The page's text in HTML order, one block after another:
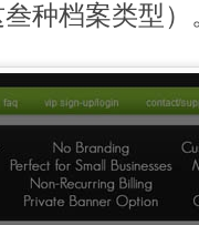
种档案类型）